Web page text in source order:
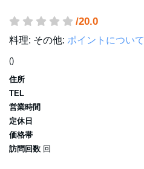
/20.0
料理: その他: ポイントについて
()
住所
TEL
営業時間
定休日
価格帯
訪問回数 回